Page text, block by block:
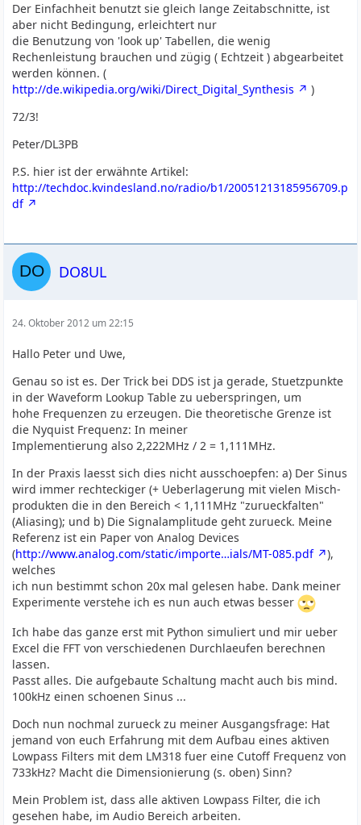
Der Einfachheit benutzt sie gleich lange Zeitabschnitte, ist
aber nicht Bedingung, erleichtert nur
die Benutzung von 'look up' Tabellen, die wenig
Rechenleistung brauchen und zügig ( Echtzeit ) abgearbeitet
werden können. (
http://de.wikipedia.org/wiki/Direct_Digital_Synthesis
)
72/3!
Peter/DL3PB
P.S. hier ist der erwähnte Artikel:
http://techdoc.kvindesland.no/radio/b1/20051213185956709.p
df
DO8UL
24. Oktober 2012 um 22:15
Hallo Peter und Uwe,
Genau so ist es. Der Trick bei DDS ist ja gerade, Stuetzpunkte
in der Waveform Lookup Table zu ueberspringen, um
hohe Frequenzen zu erzeugen. Die theoretische Grenze ist
die Nyquist Frequenz: In meiner
Implementierung also 2,222MHz / 2 = 1,111MHz.
In der Praxis laesst sich dies nicht ausschoepfen: a) Der Sinus
wird immer rechteckiger (+ Ueberlagerung mit vielen Misch-
produkten die in den Bereich < 1,111MHz "zurueckfalten"
(Aliasing); und b) Die Signalamplitude geht zurueck. Meine
Referenz ist ein Paper von Analog Devices
(http://www.analog.com/static/importe…ials/MT-085.pdf
),
welches
ich nun bestimmt schon 20x mal gelesen habe. Dank meiner
Experimente verstehe ich es nun auch etwas besser
Ich habe das ganze erst mit Python simuliert und mir ueber
Excel die FFT von verschiedenen Durchlaeufen berechnen
lassen.
Passt alles. Die aufgebaute Schaltung macht auch bis mind.
100kHz einen schoenen Sinus ...
Doch nun nochmal zurueck zu meiner Ausgangsfrage: Hat
jemand von euch Erfahrung mit dem Aufbau eines aktiven
Lowpass Filters mit dem LM318 fuer eine Cutoff Frequenz von
733kHz? Macht die Dimensionierung (s. oben) Sinn?
Mein Problem ist, dass alle aktiven Lowpass Filter, die ich
gesehen habe, im Audio Bereich arbeiten.